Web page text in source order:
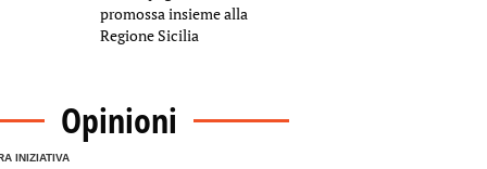
promossa insieme alla
Regione Sicilia
Opinioni
INIZIATIVA